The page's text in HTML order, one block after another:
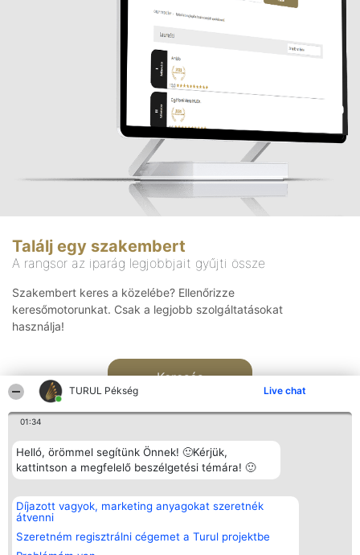
TURUL Pékség Live chat
01:34
Helló, örömmel segítünk Önnek! 🙂Kérjük,
kattintson a megfelelő beszélgetési témára! 🙂
Díjazott vagyok, marketing anyagokat szeretnék
átvenni
Szeretném regisztrálni cégemet a Turul projektbe
Találj egy szakembert
A rangsor az iparág legjobbjait gyűjti össze
Szakembert keres a közelébe? Ellenőrizze
keresőmotorunkat. Csak a legjobb szolgáltatásokat
használja!
Keresés
Rangsorszervező
SC Beautiful Company S.R.L.
Bulevardul Aleea Timișul De
Sus Nr. 2, Bl. A30, Sc. A, Et.
4, Ap. 13
Népszavazás
Nyertesek
listája
Elérhetőség
Elérhetőség